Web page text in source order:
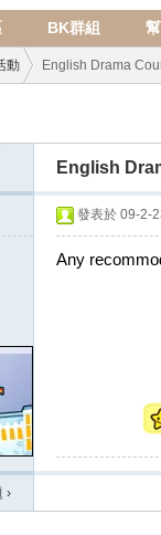
BK群組
動 English Drama
English
發表於 09-2-
Any
›